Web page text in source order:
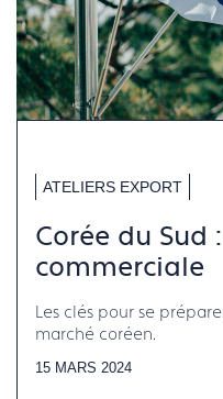
ATELIERS EXPORT
Corée du
commerciale
Les clés pour se
marché coréen.
15 MARS 2024